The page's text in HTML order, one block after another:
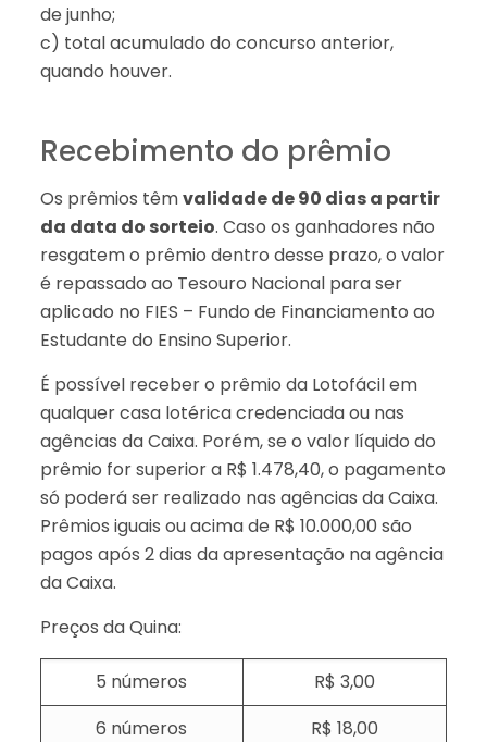
de junho;
c) total acumulado do concurso anterior,
quando houver.
Recebimento do prêmio
Os prêmios têmvalidade de 90 dias a partir
da data do sorteio. Caso os ganhadores não
resgatem o prêmio dentro desse prazo, o valor
é repassado ao Tesouro Nacional para ser
aplicado no FIES – Fundo de Financiamento ao
Estudante do Ensino Superior.
É possível receber o prêmio da Lotofácil em
qualquer casa lotérica credenciada ou nas
agências da Caixa. Porém, se o valor líquido do
prêmio for superior a R$ 1.478,40, o pagamento
só poderá ser realizado nas agências da Caixa.
Prêmios iguais ou acima de R$ 10.000,00 são
pagos após 2 dias da apresentação na agência
da Caixa.
Preços da Quina:
5 números
R$ 3,00
6 números
R$ 18,00